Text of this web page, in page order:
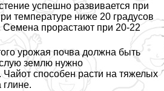
успешно развивается при
температуре ниже 20 градусов
Семена прорастают при 20-22
урожая почва должна быть
землю нужно
Чайот способен расти на тяжелых